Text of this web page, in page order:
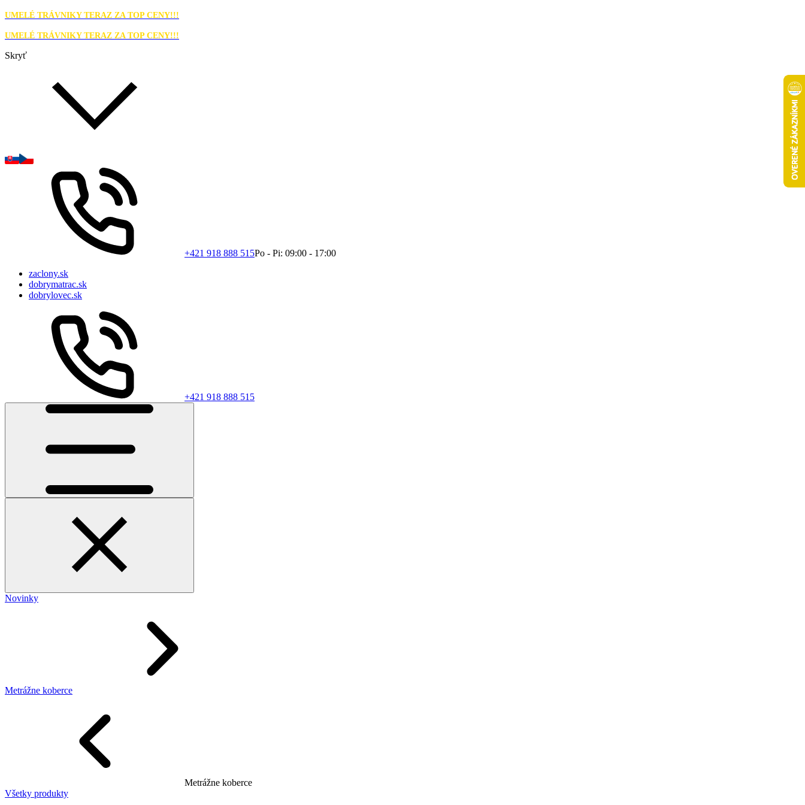
UMELÉ TRÁVNIKY TERAZ ZA TOP CENY!!!
UMELÉ TRÁVNIKY TERAZ ZA TOP CENY!!!
Skryť
+421 918 888 515Po - Pi: 09:00 - 17:00
zaclony.sk
dobrymatrac.sk
dobrylovec.sk
+421 918 888 515
Novinky
Metrážne koberce
Metrážne koberce
Všetky produkty